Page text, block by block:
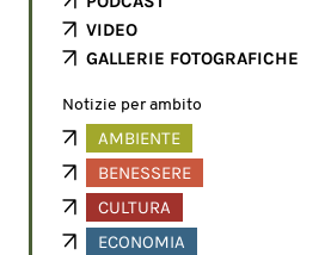
VIDEO
GALLERIE FOTOGRAFICHE
Notizie per ambito
AMBIENTE
BENESSERE
CULTURA
ECONOMIA